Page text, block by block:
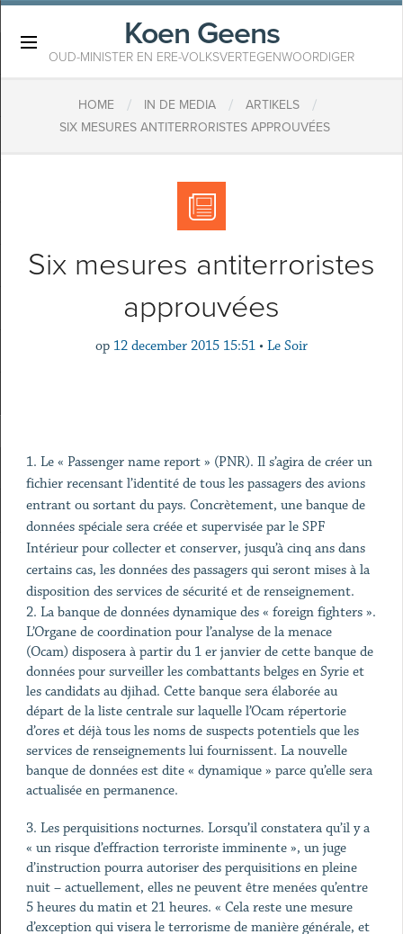
Koen Geens
OUD-MINISTER EN ERE-VOLKSVERTEGENWOORDIGER
HOME / IN DE MEDIA / ARTIKELS /
SIX MESURES ANTITERRORISTES APPROUVÉES
Six mesures antiterroristes
approuvées
op 12 december 2015 15:51 • Le Soir
1. Le « Passenger name report » (PNR). Il s’agira de créer un
fichier recensant l’identité de tous les passagers des avions
entrant ou sortant du pays. Concrètement, une banque de
données spéciale sera créée et supervisée par le SPF
Intérieur pour collecter et conserver, jusqu’à cinq ans dans
certains cas, les données des passagers qui seront mises à la
disposition des services de sécurité et de renseignement.
2. La banque de données dynamique des « foreign fighters ».
L’Organe de coordination pour l’analyse de la menace
(Ocam) disposera à partir du 1 er janvier de cette banque de
données pour surveiller les combattants belges en Syrie et
les candidats au djihad. Cette banque sera élaborée au
départ de la liste centrale sur laquelle l’Ocam répertorie
d’ores et déjà tous les noms de suspects potentiels que les
services de renseignements lui fournissent. La nouvelle
banque de données est dite « dynamique » parce qu’elle sera
actualisée en permanence.
3. Les perquisitions nocturnes. Lorsqu’il constatera qu’il y a
« un risque d’effraction terroriste imminente », un juge
d’instruction pourra autoriser des perquisitions en pleine
nuit – actuellement, elles ne peuvent être menées qu’entre
5 heures du matin et 21 heures. « Cela reste une mesure
d’exception qui visera le terrorisme de manière générale, et